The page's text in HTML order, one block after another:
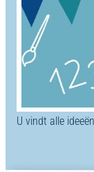
U vindt alle